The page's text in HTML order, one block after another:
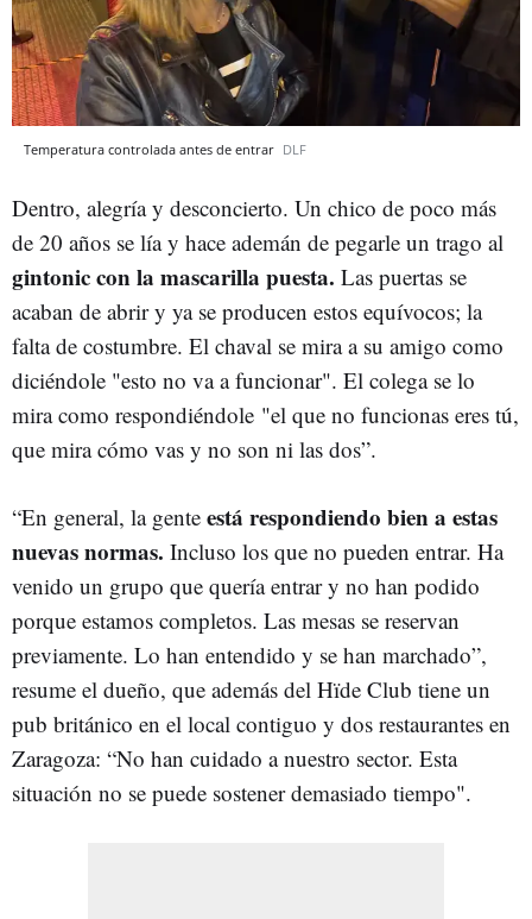
Temperatura controlada antes de entrar DLF
Dentro, alegría y desconcierto. Un chico de poco más
de 20 años se lía y hace ademán de pegarle un trago al
gintonic con la mascarilla puesta. Las puertas se
acaban de abrir y ya se producen estos equívocos; la
falta de costumbre. El chaval se mira a su amigo como
diciéndole "esto no va a funcionar". El colega se lo
mira como respondiéndole "el que no funcionas eres tú,
que mira cómo vas y no son ni las dos”.
“En general, la gente está respondiendo bien a estas
nuevas normas. Incluso los que no pueden entrar. Ha
venido un grupo que quería entrar y no han podido
porque estamos completos. Las mesas se reservan
previamente. Lo han entendido y se han marchado”,
resume el dueño, que además del Hïde Club tiene un
pub británico en el local contiguo y dos restaurantes en
Zaragoza: “No han cuidado a nuestro sector. Esta
situación no se puede sostener demasiado tiempo".